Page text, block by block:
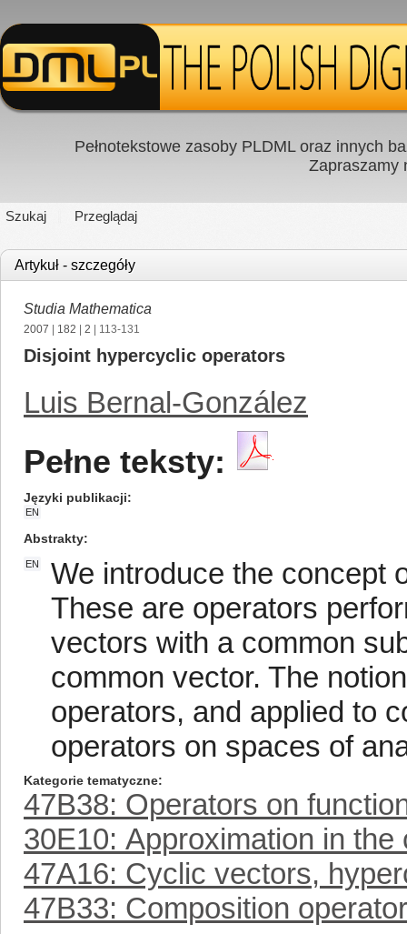
Pełnotekstowe zasoby PLDML oraz innych
Zapraszamy
Szukaj Przeglądaj
Artykuł - szczegóły
Studia Mathematica
2007 182 2 | 113-131
Disjoint hypercyclic operators
Luis Bernal-González
Pełne teksty:
Języki publikacji
EN
Abstrakty
EN
We introduce the concept
These are operators
vectors with a common
common vector. The
operators, and applied to
operators on spaces of
Kategorie tematyczne
47B38: Operators on
30E10: Approximation in the
47A16: Cyclic vectors,
47B33: Composition